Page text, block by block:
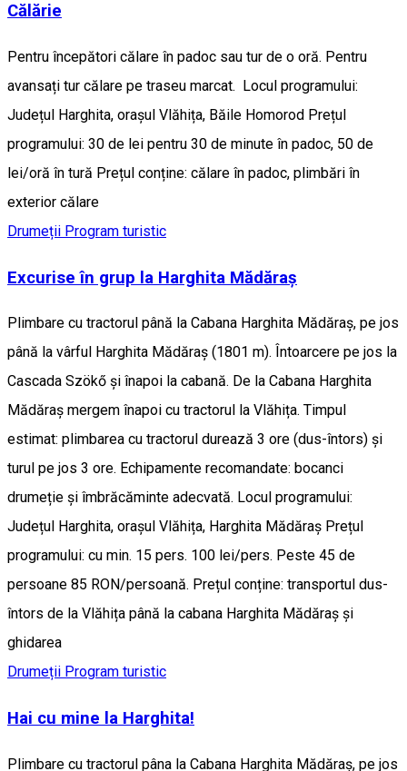
Călărie
Pentru începători călare în padoc sau tur de o oră. Pentru
avansați tur călare pe traseu marcat. Locul programului:
Județul Harghita, orașul Vlăhița, Băile Homorod Prețul
programului: 30 de lei pentru 30 de minute în padoc, 50 de
lei/oră în tură Prețul conține: călare în padoc, plimbări în
exterior călare
Drumeții Program turistic
Excurise în grup la Harghita Mădăraș
Plimbare cu tractorul până la Cabana Harghita Mădăraș, pe jos
până la vârful Harghita Mădăraș (1801 m). Întoarcere pe jos la
Cascada Szökő și înapoi la cabană. De la Cabana Harghita
Mădăraș mergem înapoi cu tractorul la Vlăhița. Timpul
estimat: plimbarea cu tractorul durează 3 ore (dus-întors) și
turul pe jos 3 ore. Echipamente recomandate: bocanci
drumeție și îmbrăcăminte adecvată. Locul programului:
Județul Harghita, orașul Vlăhița, Harghita Mădăraș Prețul
programului: cu min. 15 pers. 100 lei/pers. Peste 45 de
persoane 85 RON/persoană. Prețul conține: transportul dus-
întors de la Vlăhița până la cabana Harghita Mădăraș și
ghidarea
Drumeții Program turistic
Hai cu mine la Harghita!
Plimbare cu tractorul pâna la Cabana Harghita Mădăraș, pe jos